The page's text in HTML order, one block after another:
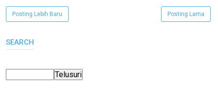
Posting Lebih Baru Posting Lama
SEARCH